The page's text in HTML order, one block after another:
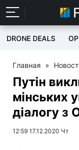
DRONE DEALS
Главная »
Путін
мінських
діалогу
12:59 17.12.2020 Чт